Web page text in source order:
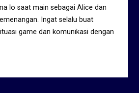
lo saat main sebagai Alice dan
Ingat selalu buat
game dan komunikasi dengan